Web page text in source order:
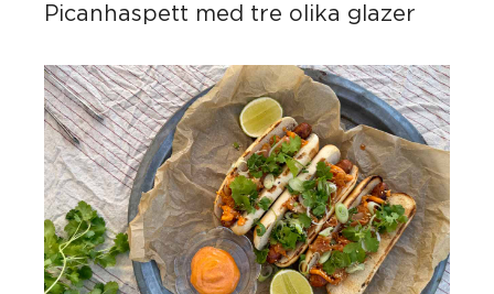
Picanhaspett med tre olika glazer